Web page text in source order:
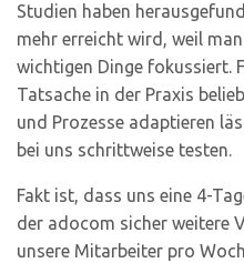
Studien haben
mehr erreicht wird, weil
wichtigen Dinge fokussiert.
Tatsache in der Praxis
und Prozesse adaptieren
bei uns schrittweise testen.
Fakt ist, dass uns eine 4-
der adocom sicher weitere
unsere Mitarbeiter pro